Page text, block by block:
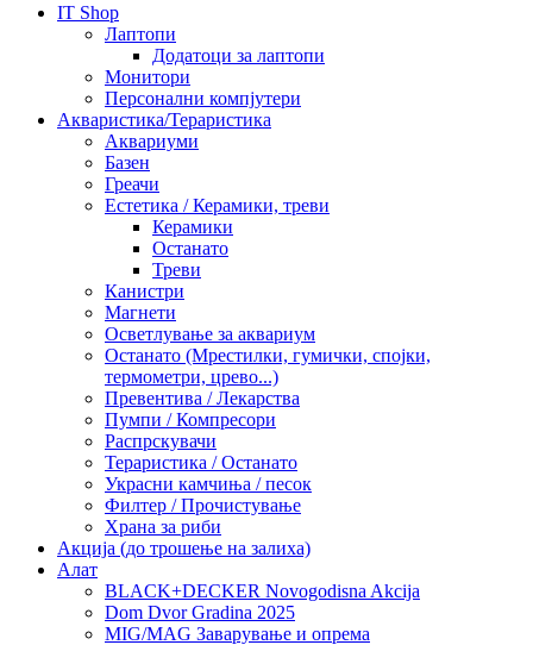
IT Shop
Лаптопи
Додатоци за лаптопи
Монитори
Персонални компјутери
Акваристика/Тераристика
Аквариуми
Базен
Греачи
Естетика / Керамики, треви
Керамики
Останато
Треви
Канистри
Магнети
Осветлување за аквариум
Останато (Мрестилки, гумички, спојки,
термометри, црево...)
Превентива / Лекарства
Пумпи / Компресори
Распрскувачи
Тераристика / Останато
Украсни камчиња / песок
Филтер / Прочистување
Храна за риби
Акција (до трошење на залиха)
Алат
BLACK+DECKER Novogodisna Akcija
Dom Dvor Gradina 2025
MIG/MAG Заварување и опрема